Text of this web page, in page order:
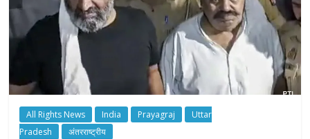
All Rights News India Prayagraj
Uttar
Pradesh
अंतरराष्ट्रीय